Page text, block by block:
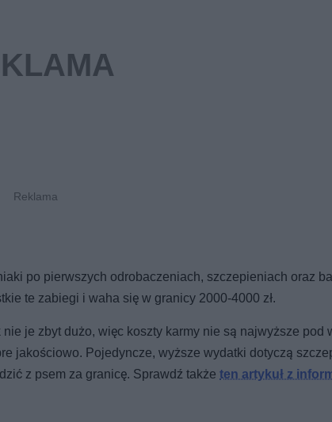
po pierwszych odrobaczeniach, szczepieniach oraz
te zabiegi i waha się w granicy 2000-4000 zł.
je zbyt dużo, więc koszty karmy nie są najwyższe pod
jakościowo. Pojedyncze, wyższe wydatki dotyczą
z psem za granicę. Sprawdź także ten artykuł z